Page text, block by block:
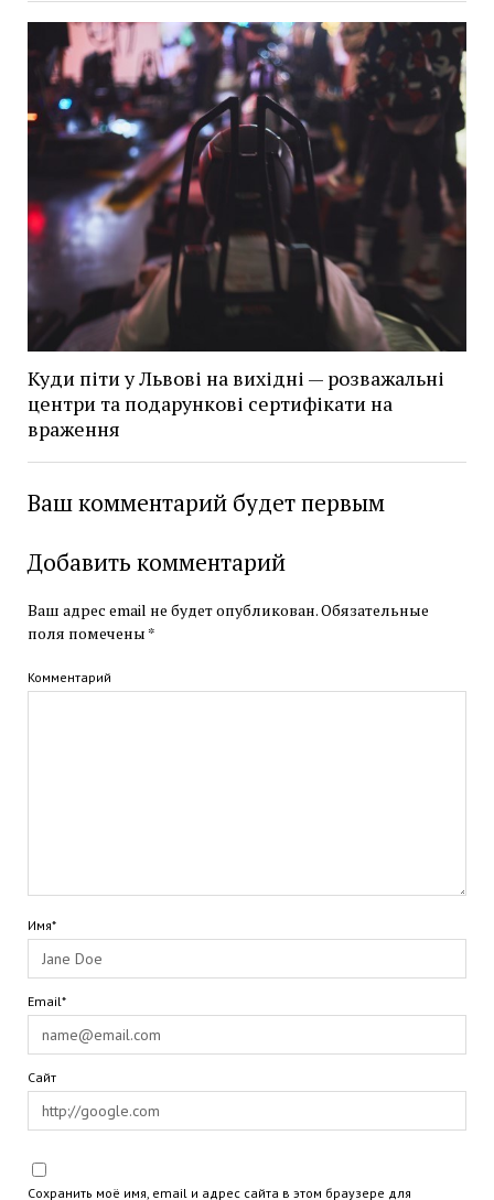
Куди піти у Львові на вихідні — розважальні
центри та подарункові сертифікати на
враження
Ваш комментарий будет первым
Добавить комментарий
Ваш адрес email не будет опубликован.Обязательные
поля помечены *
Комментарий
Имя*
Email*
Сайт
Сохранить моё имя, email и адрес сайта в этом браузере для